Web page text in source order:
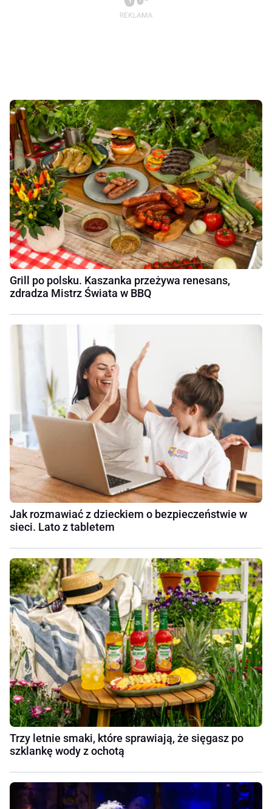
Grill po polsku. Kaszanka przeżywa renesans,
zdradza Mistrz Świata w BBQ
Jak rozmawiać z dzieckiem o bezpieczeństwie w
sieci. Lato z tabletem
Trzy letnie smaki, które sprawiają, że sięgasz po
szklankę wody z ochotą